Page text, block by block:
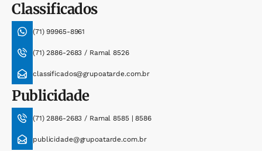
Classificados
(71) 99965-8961
(71) 2886-2683 / Ramal 8526
classificados@grupoatarde.com.br
Publicidade
(71) 2886-2683 / Ramal 8585 | 8586
publicidade@grupoatarde.com.br